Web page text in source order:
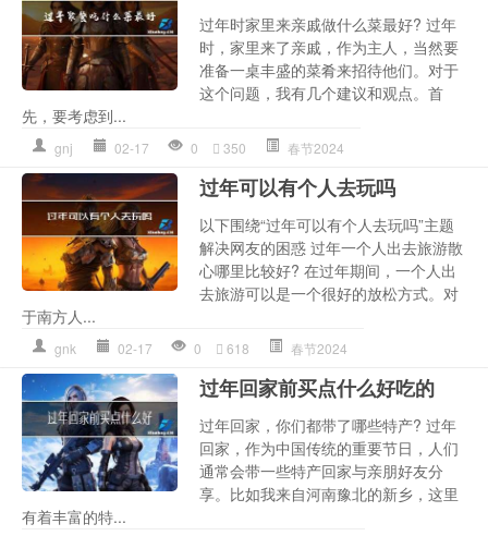
过年时家里来亲戚做什么菜最好? 过年
时，家里来了亲戚，作为主人，当然要
准备一桌丰盛的菜肴来招待他们。对于
这个问题，我有几个建议和观点。首
先，要考虑到...
gnj 02-17 0 350 春节2024
过年可以有个人去玩吗
以下围绕“过年可以有个人去玩吗”主题
解决网友的困惑 过年一个人出去旅游散
心哪里比较好? 在过年期间，一个人出
去旅游可以是一个很好的放松方式。对
于南方人...
gnk 02-17 0 618 春节2024
过年回家前买点什么好吃的
过年回家，你们都带了哪些特产? 过年
回家，作为中国传统的重要节日，人们
通常会带一些特产回家与亲朋好友分
享。比如我来自河南豫北的新乡，这里
有着丰富的特...